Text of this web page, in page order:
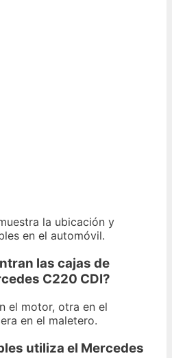
la ubicación y
en el automóvil.
las cajas de
C220 CDI?
el motor, otra en el
en el maletero.
utiliza el Mercedes